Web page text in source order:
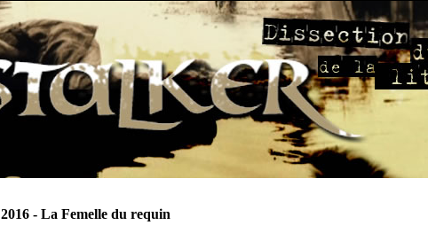
2016 - La Femelle du requin